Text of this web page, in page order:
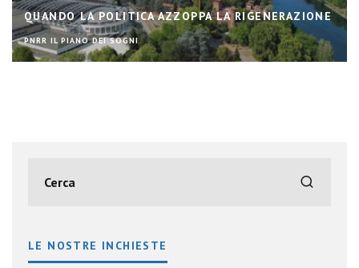
QUANDO LA POLITICA AZZOPPA LA RIGENERAZIONE
PNRR IL PIANO DEI SOGNI
LE NOSTRE INCHIESTE